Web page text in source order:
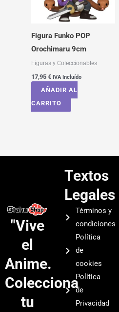
Figura Funko POP
Orochimaru 9cm
Figuras y Coleccionables
17,95 € IVA Incluído
AÑADIR AL
CARRITO
"Vive
el
Anime.
Colecciona
tu
Textos
Legales
Términos y
condiciones
Política
de
cookies
Política
de
Privacidad